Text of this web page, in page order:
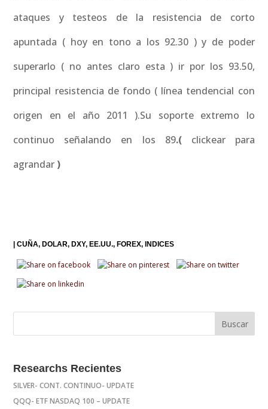
ataques y testeos de la resistencia de corto
apuntada ( hoy en tono a los 92.30 ) y de poder
superarlo ( no antes claro esta ) ir por los 93.50,
principal resistencia de fondo ( línea tendencial con
origen en el año 2011 ).Su soporte extremo lo
continuo señalando en los 89.( clickear para
agrandar )
|CUÑA DOLAR DXY EE.UU. FOREX INDICES
Researchs Recientes
SILVER- CONT. CONTINUO- UPDATE
QQQ- ETF NASDAQ 100 – UPDATE